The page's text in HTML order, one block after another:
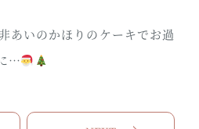
あいのかほりのケーキでお過
…